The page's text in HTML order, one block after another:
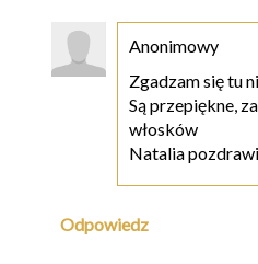
Anonimowy
Zgadzam się tu
Są przepiękne,
włosków
Natalia
Odpowiedz